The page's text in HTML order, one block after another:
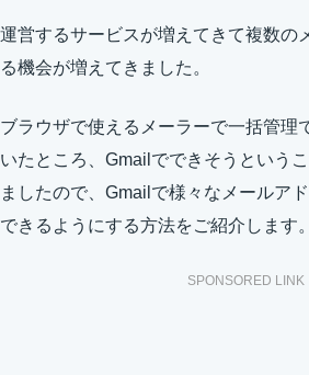
運営するサービスが増えてきて複数の
る機会が増えてきました。
ブラウザで使えるメーラーで一括管理
いたところ、Gmailでできそうという
ましたので、Gmailで様々なメールア
できるようにする方法をご紹介します。
SPONSORED LINK